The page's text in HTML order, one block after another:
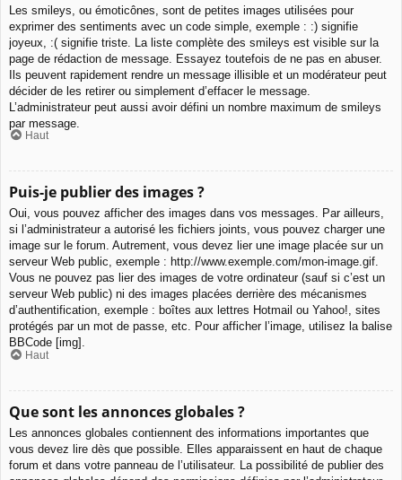
Les smileys, ou émoticônes, sont de petites images utilisées pour
exprimer des sentiments avec un code simple, exemple : :) signifie
joyeux, :( signifie triste. La liste complète des smileys est visible sur la
page de rédaction de message. Essayez toutefois de ne pas en abuser.
Ils peuvent rapidement rendre un message illisible et un modérateur peut
décider de les retirer ou simplement d’effacer le message.
L’administrateur peut aussi avoir défini un nombre maximum de smileys
par message.
Haut
Puis-je publier des images ?
Oui, vous pouvez afficher des images dans vos messages. Par ailleurs,
si l’administrateur a autorisé les fichiers joints, vous pouvez charger une
image sur le forum. Autrement, vous devez lier une image placée sur un
serveur Web public, exemple : http://www.exemple.com/mon-image.gif.
Vous ne pouvez pas lier des images de votre ordinateur (sauf si c’est un
serveur Web public) ni des images placées derrière des mécanismes
d’authentification, exemple : boîtes aux lettres Hotmail ou Yahoo!, sites
protégés par un mot de passe, etc. Pour afficher l’image, utilisez la balise
BBCode [img].
Haut
Que sont les annonces globales ?
Les annonces globales contiennent des informations importantes que
vous devez lire dès que possible. Elles apparaissent en haut de chaque
forum et dans votre panneau de l’utilisateur. La possibilité de publier des